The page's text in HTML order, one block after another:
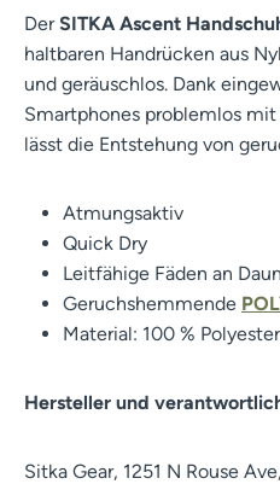
DerSITKA Ascent
haltbaren Handrücken aus
und geräuschlos. Dank
Smartphones problemlos
lässt die Entstehung von
Atmungsaktiv
Quick Dry
Leitfähige Fäden an
Geruchshemmende
Material: 100 % Polyester
Hersteller und
Sitka Gear, 1251 N Rouse